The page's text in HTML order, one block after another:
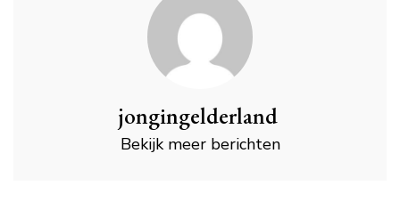
jongingelderland
Bekijk meer berichten